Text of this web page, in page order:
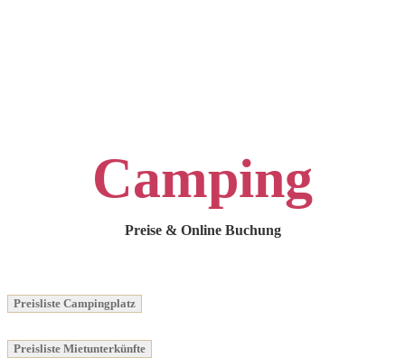
Camping
Preise & Online Buchung
Preisliste Campingplatz
Preisliste Mietunterkünfte